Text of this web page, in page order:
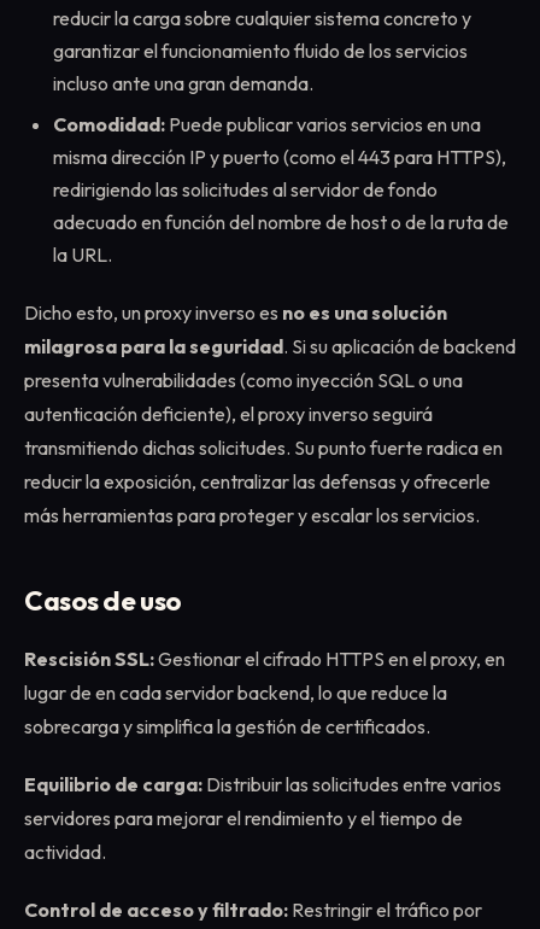
reducir la carga sobre cualquier sistema concreto y
garantizar el funcionamiento fluido de los servicios
incluso ante una gran demanda.
Comodidad: Puede publicar varios servicios en una
misma dirección IP y puerto (como el 443 para HTTPS),
redirigiendo las solicitudes al servidor de fondo
adecuado en función del nombre de host o de la ruta de
la URL.
Dicho esto, un proxy inverso es no es una solución
milagrosa para la seguridad. Si su aplicación de backend
presenta vulnerabilidades (como inyección SQL o una
autenticación deficiente), el proxy inverso seguirá
transmitiendo dichas solicitudes. Su punto fuerte radica en
reducir la exposición, centralizar las defensas y ofrecerle
más herramientas para proteger y escalar los servicios.
Casos de uso
Rescisión SSL:Gestionar el cifrado HTTPS en el proxy, en
lugar de en cada servidor backend, lo que reduce la
sobrecarga y simplifica la gestión de certificados.
Equilibrio de carga: Distribuir las solicitudes entre varios
servidores para mejorar el rendimiento y el tiempo de
actividad.
Control de acceso y filtrado: Restringir el tráfico por